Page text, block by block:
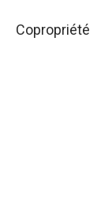
Copropriété